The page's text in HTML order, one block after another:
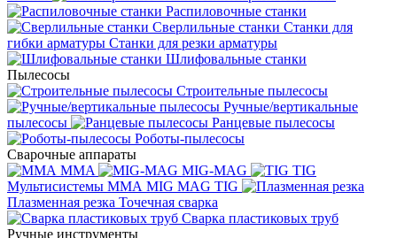
Распиловочные станки
Сверлильные станки Станки для
гибки арматуры Станки для резки арматуры
Шлифовальные станки
Пылесосы
Строительные пылесосы
Ручные/вертикальные
пылесосы
Ранцевые пылесосы
Роботы-пылесосы
Сварочные аппараты
MMA
MIG-MAG
TIG
Мультисистемы ММА MIG MAG TIG
Плазменная резка Точечная сварка
Cварка пластиковых труб
Ручные инструменты